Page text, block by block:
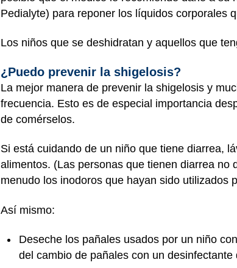
Pedialyte) para reponer los líquidos corporales
Los niños que se deshidratan y aquellos que
¿Puedo prevenir la shigelosis?
La mejor manera de prevenir la shigelosis y
frecuencia. Esto es de especial importancia
de comérselos.
Si está cuidando de un niño que tiene diarrea,
alimentos. (Las personas que tienen diarrea
menudo los inodoros que hayan sido utilizados
Así mismo:
Deseche los pañales usados por un niño
del cambio de pañales con un desinfectante